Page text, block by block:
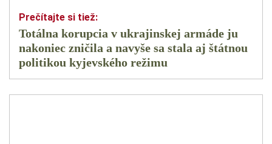
Totálna korupcia v ukrajinskej armáde ju
nakoniec zničila a navyše sa stala aj štátnou
politikou kyjevského režimu